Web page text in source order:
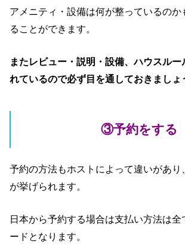
アメニティ・設備は何が整っているのか
ることができます。
またレビュー・説明・設備、ハウスルー
れているので必ず目を通しておきましょ
③予約をする
予約の方法もホストによって違いがあり
が挙げられます。
日本から予約する場合は支払い方法は全
ードとなります。